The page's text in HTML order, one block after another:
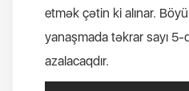
etmək çətin ki alınar.
yanaşmada təkrar sayı
azalacaqdır.